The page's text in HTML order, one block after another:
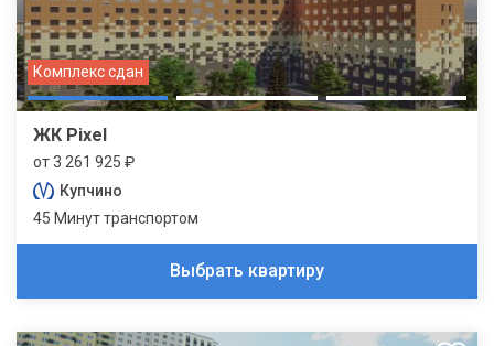
Комплекс сдан
ЖК Pixel
от 3 261 925 ₽
Купчино
45 Минут транспортом
Выбрать квартиру